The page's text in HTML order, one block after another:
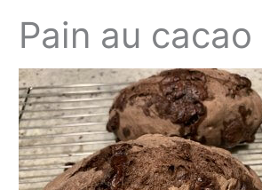
Pain au cacao